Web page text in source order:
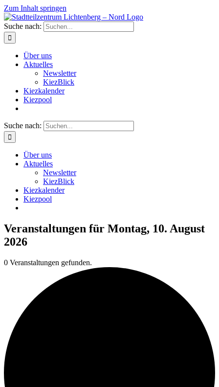
Zum Inhalt springen
Suche nach:
Über uns
Aktuelles
Newsletter
KiezBlick
Kiezkalender
Kiezpool
Suche nach:
Über uns
Aktuelles
Newsletter
KiezBlick
Kiezkalender
Kiezpool
Veranstaltungen für Montag, 10. August
2026
0 Veranstaltungen gefunden.